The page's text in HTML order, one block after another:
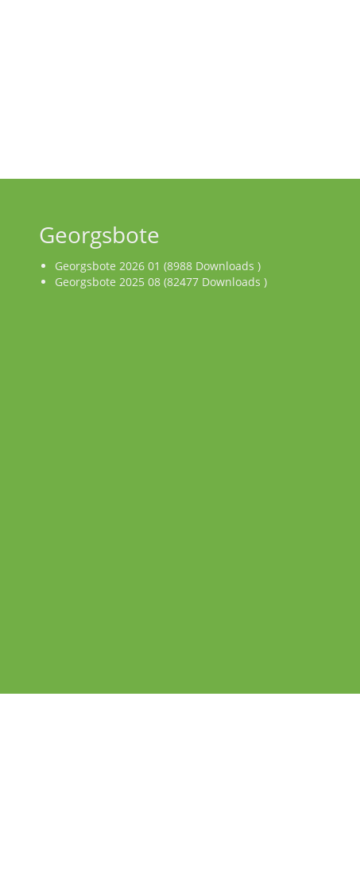
Georgsbote
Georgsbote 2026 01 (8988 Downloads )
Georgsbote 2025 08 (82477 Downloads )